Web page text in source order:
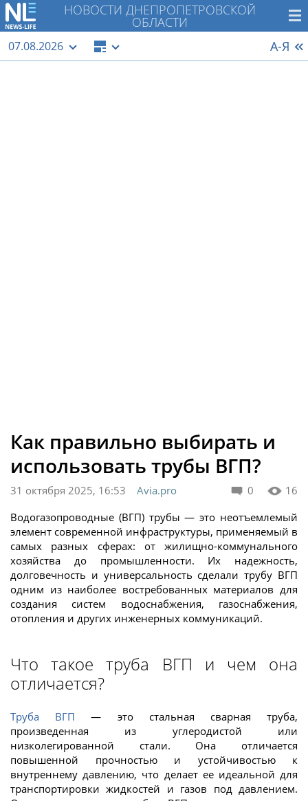
НОВОСТИ ДНЕПРОПЕТРОВСКОЙ
ОБЛАСТИ
07.08.2026 А-Я
Как правильно выбирать и
использовать трубы ВГП?
0 16
31 октября 2025, 16:53
Avia.pro
Водогазопроводные (ВГП) трубы — это неотъемлемый
элемент современной инфраструктуры, применяемый в
самых разных сферах: от жилищно-коммунального
хозяйства до промышленности. Их надежность,
долговечность и универсальность сделали трубу ВГП
одним из наиболее востребованных материалов для
создания систем водоснабжения, газоснабжения,
отопления и других инженерных коммуникаций.
Что такое труба ВГП и чем она
отличается?
Труба ВГП — это стальная сварная труба,
произведенная из углеродистой или
низколегированной стали. Она отличается
повышенной прочностью и устойчивостью к
внутреннему давлению, что делает ее идеальной для
транспортировки жидкостей и газов под давлением.